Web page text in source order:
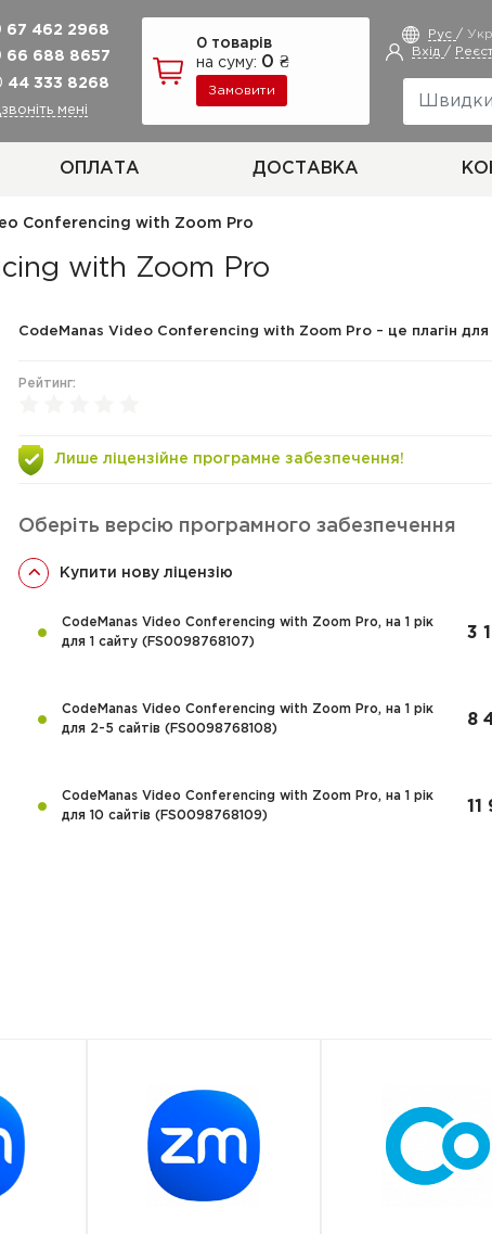
Вхід /
Рус / Укр
0 товарів
на суму: 0 ₴
Замовити
ОПЛАТА ДОСТАВКА
67 462 2968
66 688 8657
44 333 8268
мені
Conferencing with Zoom Pro
with Zoom Pro
CodeManas Video Conferencing with Zoom Pro – це плагін
Рейтинг:
Лише ліцензійне програмне забезпечення!
Оберіть версію програмного забезпечення
Купити нову ліцензію
CodeManas Video Conferencing with Zoom Pro, на 1 рік
для 1 сайту (FS0098768107)
3
CodeManas Video Conferencing with Zoom Pro, на 1 рік
для 2-5 сайтів (FS0098768108)
8
CodeManas Video Conferencing with Zoom Pro, на 1 рік
для 10 сайтів (FS0098768109)
11